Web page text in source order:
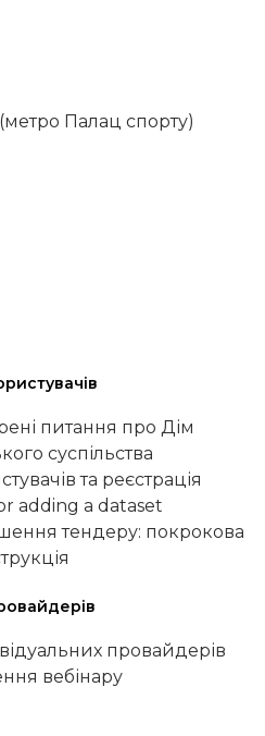
Палац спорту)
питання про Дім
суспільства
та реєстрація
adding a dataset
тендеру: покрокова
провайдерів
вебінару